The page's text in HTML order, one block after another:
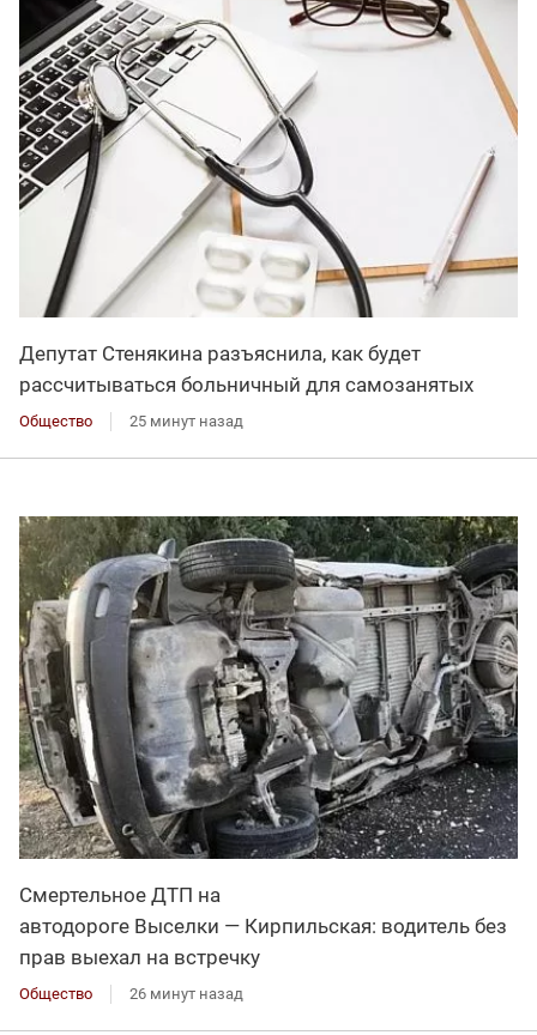
Депутат Стенякина разъяснила, как будет
рассчитываться больничный для самозанятых
Общество 25 минут назад
Смертельное ДТП на
автодороге Выселки — Кирпильская: водитель без
прав выехал на встречку
Общество 26 минут назад